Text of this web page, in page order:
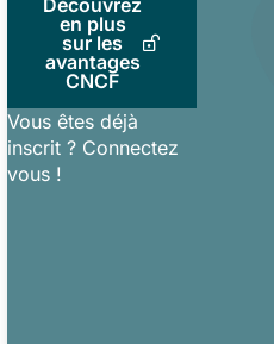
Découvrez
en plus
sur les
avantages
CNCF
Vous êtes déjà
inscrit ? Connectez
vous !